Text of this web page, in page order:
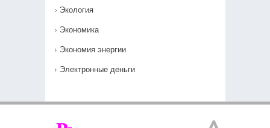
Экология
Экономика
Экономия энергии
Электронные деньги